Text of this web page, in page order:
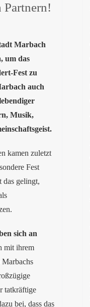
Partnern!
Marbach
um das
Fest zu
auch
Musik,
kamen zuletzt
Fest
das gelingt,
sich an
mit ihrem
tatkräftige
bei, dass das